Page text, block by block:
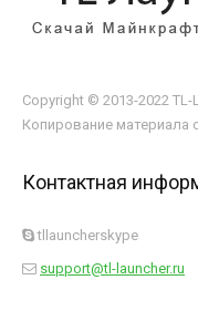
Copyright © 2013-2022
Копирование материала
Контактная
tllauncherskype
support@tl-launcher.ru